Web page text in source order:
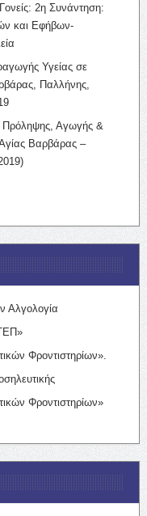
2η Συνάντηση:
και Εφήβων-
Υγείας σε
Παλλήνης,
Πρόληψης, Αγωγής &
Βαρβάρας –
Αλγολογία
Φροντιστηρίων».
Φροντιστηρίων»